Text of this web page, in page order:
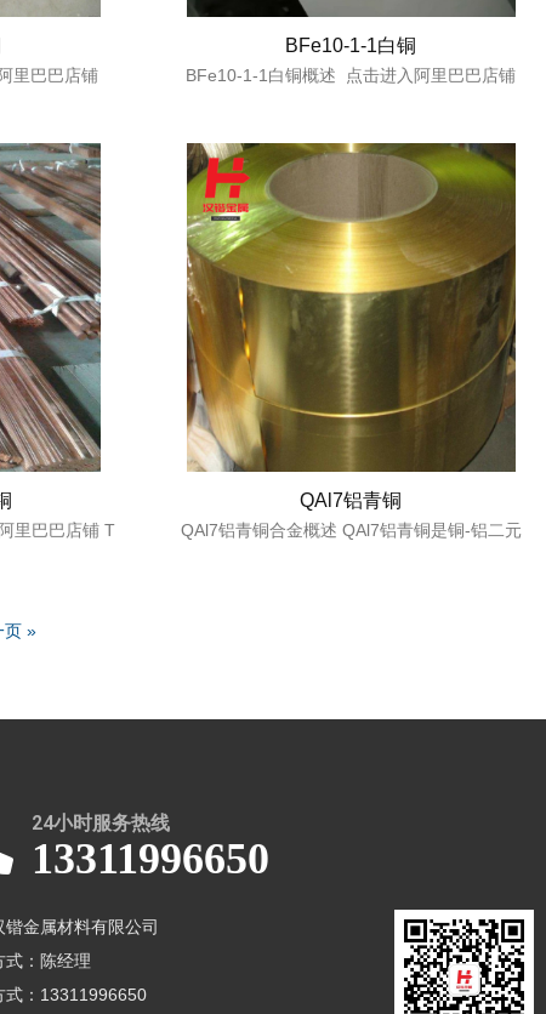
里巴巴店铺
BFe10-1-1白铜
BFe10-1-1白铜概述 点击进入阿里巴巴店铺
里巴巴店铺 T
QAl7铝青铜
QAl7铝青铜合金概述 QAl7铝青铜是铜-铝二元
页 »
24小时服务热线
13311996650
锴金属材料有限公司
式：陈经理
式：13311996650